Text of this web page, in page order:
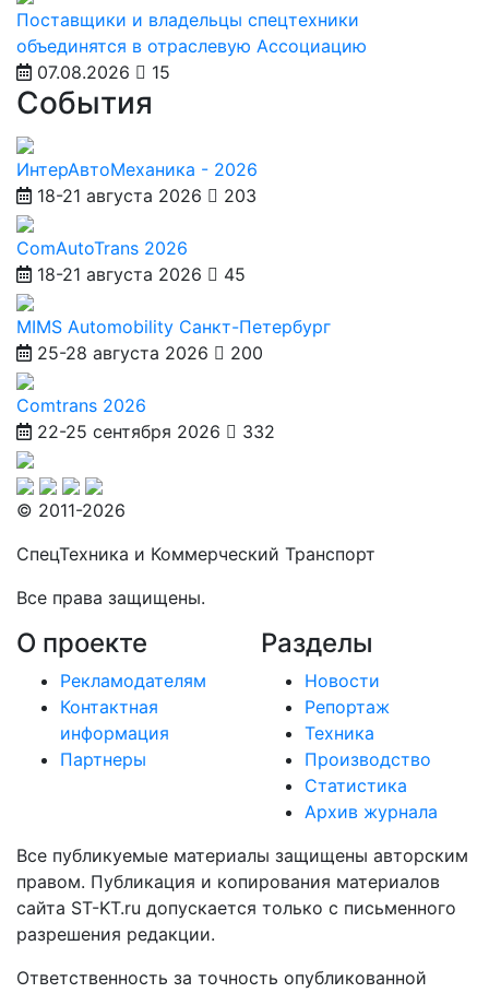
Поставщики и владельцы спецтехники
объединятся в отраслевую Ассоциацию
07.08.2026
15
События
ИнтерАвтоМеханика - 2026
18-21 августа 2026
203
ComAutoTrans 2026
18-21 августа 2026
45
MIMS Automobility Санкт-Петербург
25-28 августа 2026
200
Comtrans 2026
22-25 сентября 2026
332
© 2011-2026
СпецТехника и Коммерческий Транспорт
Все права защищены.
О проекте
Рекламодателям
Контактная
информация
Партнеры
Разделы
Новости
Репортаж
Техника
Производство
Статистика
Архив журнала
Все публикуемые материалы защищены авторским
правом. Публикация и копирования материалов
сайта ST-KT.ru допускается только с письменного
разрешения редакции.
Ответственность за точность опубликованной